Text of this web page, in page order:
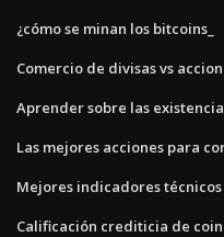
¿cómo se minan los bitcoins_
Comercio de divisas vs
Aprender sobre las
Las mejores acciones para
Mejores indicadores
Calificación crediticia de